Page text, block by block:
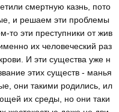
смертную казнь, пото
и решаем эти проблемы
то эти преступники от жив
их человеческий раз
И эти существа уже н
этих существ - манья
они такими родились, ил
их среды, но они таки